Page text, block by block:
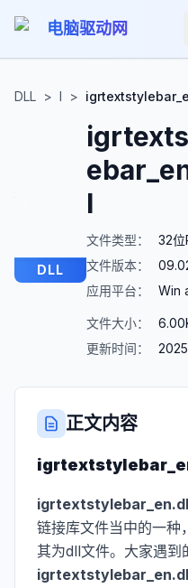
电脑驱动网
DLL > I >
DLL
l
文件类型：
32位
文件版本：
应用平台：
Win
文件大小：
更新时间：
正文内容
链接库文件当中的一种
其为dll文件。大家遇到